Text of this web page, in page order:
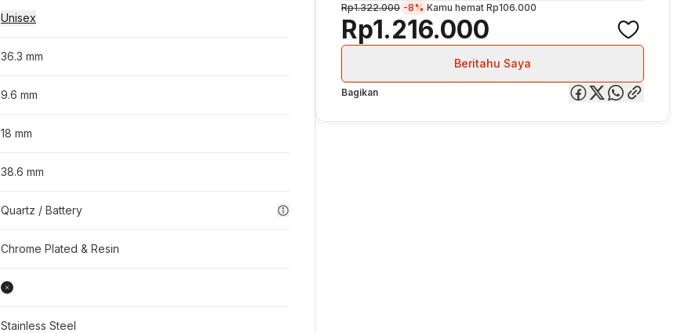
Unisex
36.3 mm
9.6 mm
18 mm
38.6 mm
Quartz / Battery
Chrome Plated & Resin
Stainless Steel
Rp1.216.000
Rp1.322.000 -8% Kamu hemat Rp106.000
Beritahu Saya
Bagikan